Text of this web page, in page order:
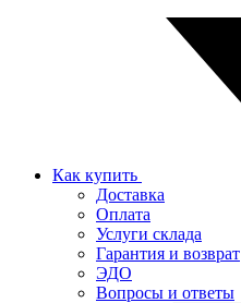
Как купить
Доставка
Оплата
Услуги склада
Гарантия и возврат
ЭДО
Вопросы и ответы